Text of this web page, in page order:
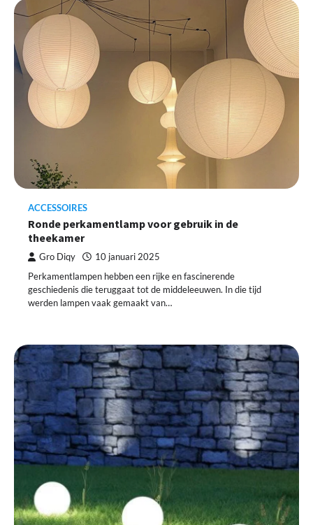
ACCESSOIRES
Ronde perkamentlamp voor gebruik in de
theekamer
Gro Diqy 10 januari 2025
Perkamentlampen hebben een rijke en fascinerende
geschiedenis die teruggaat tot de middeleeuwen. In die tijd
werden lampen vaak gemaakt van…